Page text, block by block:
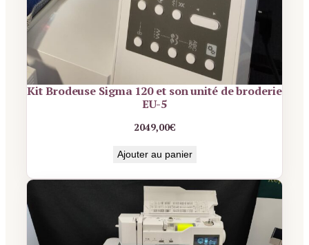
Kit Brodeuse Sigma 120 et son unité de broderie
EU-5
2049,00€
Ajouter au panier